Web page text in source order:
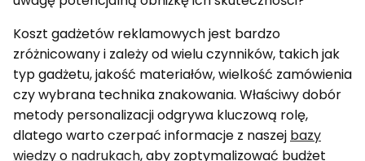
Koszt gadżetów reklamowych jest bardzo
zróżnicowany i zależy od wielu czynników, takich jak
typ gadżetu, jakość materiałów, wielkość zamówienia
czy wybrana technika znakowania. Właściwy dobór
metody personalizacji odgrywa kluczową rolę,
dlatego warto czerpać informacje z naszej bazy
wiedzy o nadrukach, aby zoptymalizować budżet